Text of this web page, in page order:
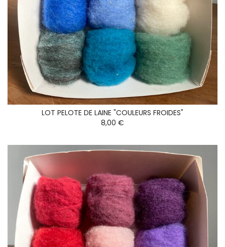
LOT PELOTE DE LAINE "COULEURS FROIDES"
8,00 €